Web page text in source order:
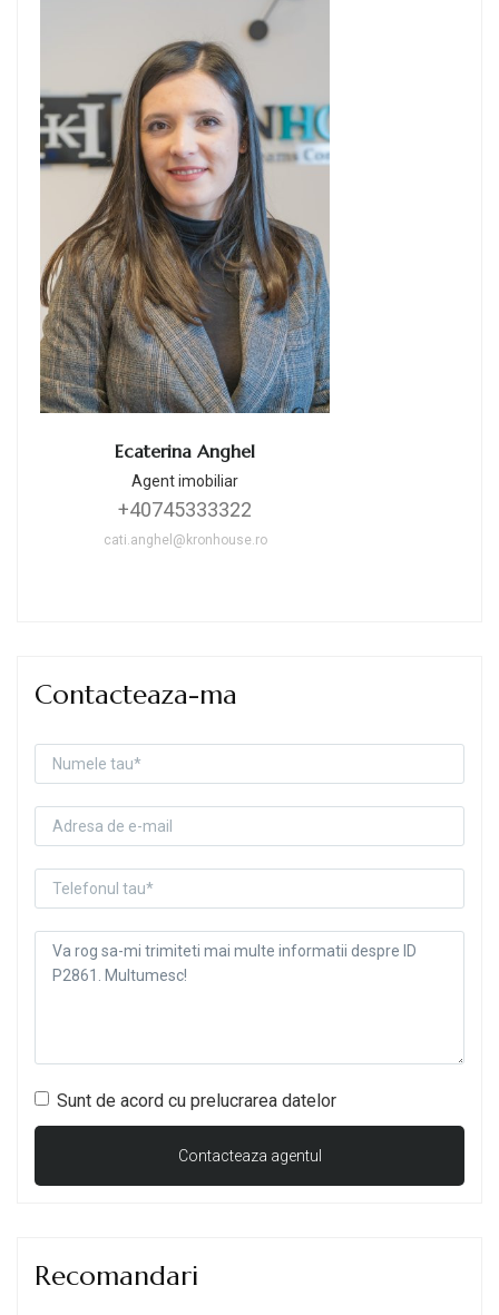
Ecaterina Anghel
Agent imobiliar
+40745333322
cati.anghel@kronhouse.ro
Contacteaza-ma
Sunt de acord cu prelucrarea datelor
Recomandari